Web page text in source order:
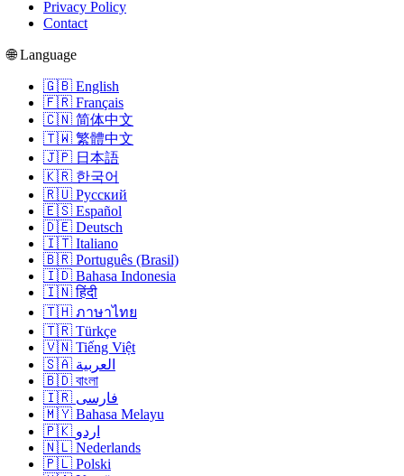
Privacy Policy
Contact
🌐 Language
🇬🇧 English
🇫🇷 Français
🇨🇳 简体中文
🇹🇼 繁體中文
🇯🇵 日本語
🇰🇷 한국어
🇷🇺 Русский
🇪🇸 Español
🇩🇪 Deutsch
🇮🇹 Italiano
🇧🇷 Português (Brasil)
🇮🇩 Bahasa Indonesia
🇮🇳 हिंदी
🇹🇭 ภาษาไทย
🇹🇷 Türkçe
🇻🇳 Tiếng Việt
🇸🇦 العربية
🇧🇩 বাংলা
🇮🇷 فارسی
🇲🇾 Bahasa Melayu
🇵🇰 اردو
🇳🇱 Nederlands
🇵🇱 Polski